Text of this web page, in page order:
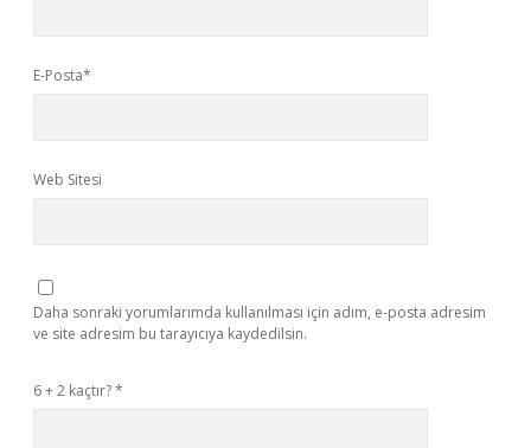
E-Posta*
Web Sitesi
Daha sonraki yorumlarımda kullanılması için adım, e-posta adresim
ve site adresim bu tarayıcıya kaydedilsin.
6 + 2 kaçtır?*